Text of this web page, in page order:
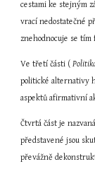
cestami ke stejným
vrací nedostatečné
znehodnocuje se
Ve třetí části (
politické alternativy
aspektů afirmativní
Čtvrtá část je
představené jsou
převážně